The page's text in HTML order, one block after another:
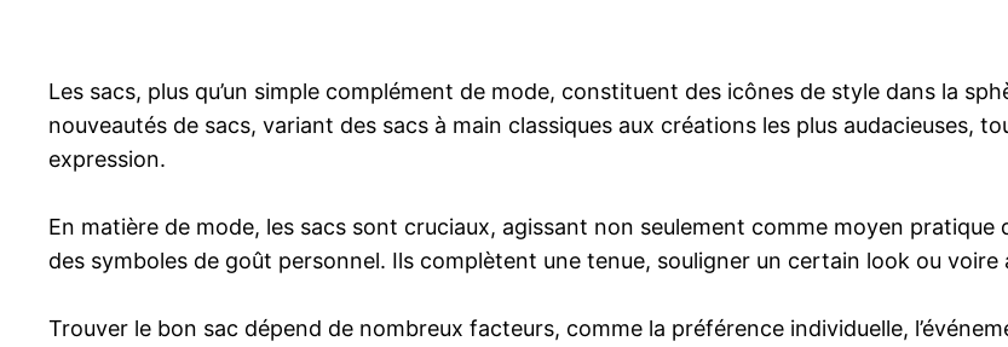
Les sacs, plus qu’un simple complément de mode, constituent des icônes de style dans la
nouveautés de sacs, variant des sacs à main classiques aux créations les plus audacieuses,
expression.
En matière de mode, les sacs sont cruciaux, agissant non seulement comme moyen
des symboles de goût personnel. Ils complètent une tenue, souligner un certain look ou voire
Trouver le bon sac dépend de nombreux facteurs, comme la préférence individuelle,